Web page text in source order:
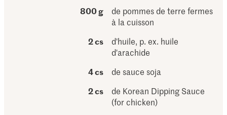
800 g
de pommes de terre fermes
à la cuisson
2 cs
d'huile, p. ex. huile
d'arachide
4 cs
de sauce soja
2 cs
de Korean Dipping Sauce
(for chicken)